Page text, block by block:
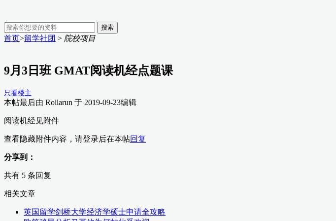
搜索
首页>留学社团 > 院校项目
9月3日班 GMAT阅读机经点题课
只看楼主
本帖最后由 Rollarun 于 2019-09-23编辑
阅读机经见附件
查看隐藏附件内容，请登录后在本帖回复
分享到：
共有 5 条回复
相关文章
英国留学剑桥大学经济学硕士申请全攻略